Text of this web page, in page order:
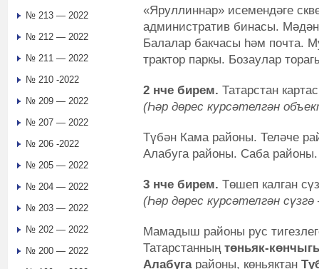
«Яруллиннар» исемендәге
административ бинасы.
Балалар бакчасы һәм почта.
трактор паркы. Бозаулар
2 нче бирем. Татарстан
(Һәр дөрес курсәтелгән
Түбән Кама районы. Теләче
Алабуга районы. Саба
3 нче бирем. Төшеп калган
(Һәр дөрес курсәтелгән
Мамадыш районы рус
Татарстанның төньяк-
Алабугарайоны, көньяктан
№ 213 — 2022
№ 212 — 2022
№ 211 — 2022
№ 210 -2022
№ 209 — 2022
№ 207 — 2022
№ 206 -2022
№ 205 — 2022
№ 204 — 2022
№ 203 — 2022
№ 202 — 2022
№ 200 — 2022